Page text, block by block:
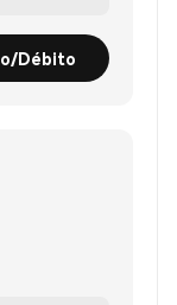
Débito